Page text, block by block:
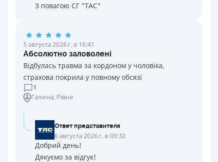
З повагою СГ "ТАС"
5 августа 2026 г. в 16:41
Абсолютно заловолені
Відбулась травма за кордоном у чоловіка,
страхова покрила у повному обсязі
1
Галина, Рівне
Ответ представителя
6 августа 2026 г. в 09:32
Добрий день!
Дякуємо за відгук!